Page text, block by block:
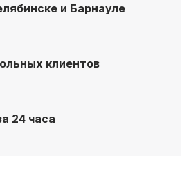
и Барнауле
клиентов
24 часа